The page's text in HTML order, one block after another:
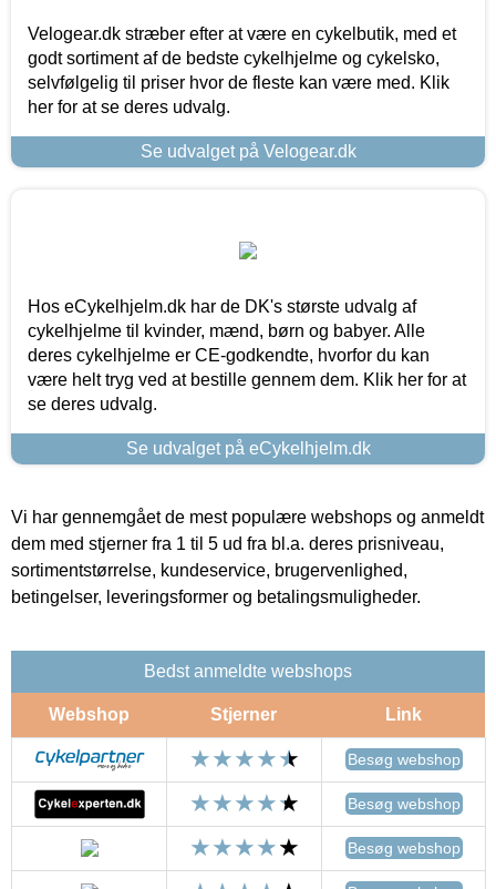
Velogear.dk stræber efter at være en cykelbutik, med et
godt sortiment af de bedste cykelhjelme og cykelsko,
selvfølgelig til priser hvor de fleste kan være med. Klik
her for at se deres udvalg.
Se udvalget på Velogear.dk
Hos eCykelhjelm.dk har de DK's største udvalg af
cykelhjelme til kvinder, mænd, børn og babyer. Alle
deres cykelhjelme er CE-godkendte, hvorfor du kan
være helt tryg ved at bestille gennem dem. Klik her for at
se deres udvalg.
Se udvalget på eCykelhjelm.dk
Vi har gennemgået de mest populære webshops og anmeldt
dem med stjerner fra 1 til 5 ud fra bl.a. deres prisniveau,
sortimentstørrelse, kundeservice, brugervenlighed,
betingelser, leveringsformer og betalingsmuligheder.
Bedst anmeldte webshops
Webshop Stjerner Link
Besøg webshop
Besøg webshop
Besøg webshop